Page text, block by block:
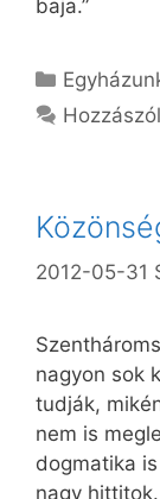
baja.”
Kategória
2012-05-31
nagyon sok
tudják,
nem is
dogmatika
nagy